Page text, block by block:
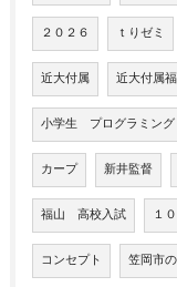
２０２６ ｔりゼミ
近大付属 近大付属
小学生 プログラミング
カープ 新井監督
福山 高校入試 １
コンセプト 笠岡市